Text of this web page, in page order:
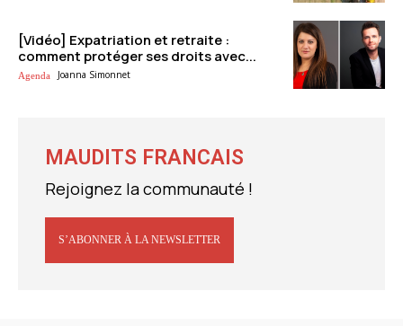
[Vidéo] Expatriation et retraite :
comment protéger ses droits avec...
Agenda Joanna Simonnet
MAUDITS FRANCAIS
Rejoignez la communauté !
S’ABONNER À LA NEWSLETTER